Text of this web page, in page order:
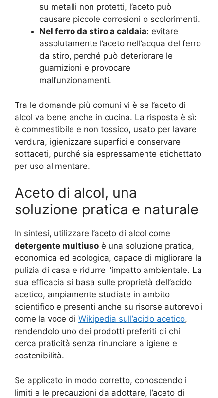
su metalli non protetti, l’aceto può
causare piccole corrosioni o scolorimenti.
Nel ferro da stiro a caldaia: evitare
assolutamente l’aceto nell’acqua del ferro
da stiro, perché può deteriorare le
guarnizioni e provocare
malfunzionamenti.
Tra le domande più comuni vi è se l’aceto di
alcol va bene anche in cucina. La risposta è sì:
è commestibile e non tossico, usato per lavare
verdura, igienizzare superfici e conservare
sottaceti, purché sia espressamente etichettato
per uso alimentare.
Aceto di alcol, una
soluzione pratica e naturale
In sintesi, utilizzare l’aceto di alcol come
detergente multiuso è una soluzione pratica,
economica ed ecologica, capace di migliorare la
pulizia di casa e ridurre l’impatto ambientale. La
sua efficacia si basa sulle proprietà dell’acido
acetico, ampiamente studiate in ambito
scientifico e presenti anche su risorse autorevoli
come la voce di Wikipedia sull’acido acetico,
rendendolo uno dei prodotti preferiti di chi
cerca praticità senza rinunciare a igiene e
sostenibilità.
Se applicato in modo corretto, conoscendo i
limiti e le precauzioni da adottare, l’aceto di